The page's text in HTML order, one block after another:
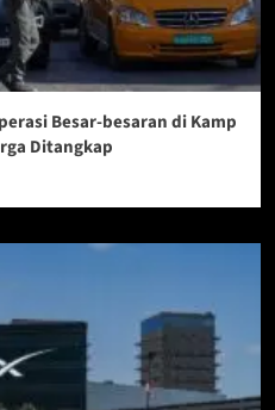
Besar-besaran di Kamp
Ditangkap